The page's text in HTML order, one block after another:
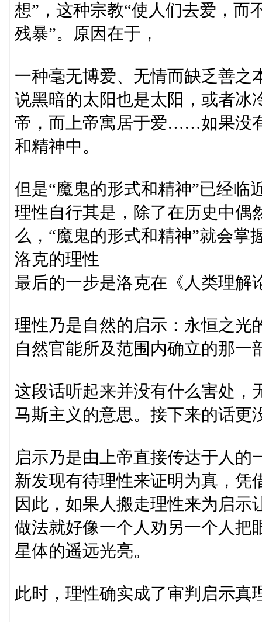
想”，这种宗教“使人们去爱，而
残暴”。原因在于，
一种毫无博爱、无情而缺乏善之
说黑暗的太阳也是太阳，或者冰
帝，而上帝寓居于爱……如果没
和精神中。
但是“魔鬼的形式和精神”已经临
理性自行其是，除了在历史中偶
么，“魔鬼的形式和精神”就会掌
洛克的理性
最后的一步是洛克在《人类理解
理性乃是自然的启示：永恒之光
自然官能所及范围内确立的那一
这段话听起来并没有什么害处，
马斯主义的意思。接下来的话更
启示乃是由上帝直接传达于人
新发现有待理性来证明为真，凭
因此，如果人搬走理性来为启
做法就好像一个人劝另一个人把
星体的遥远光亮。
此时，理性确实成了审判启示真